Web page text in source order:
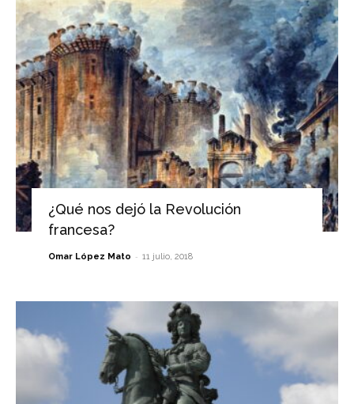
¿Qué nos dejó la Revolución
francesa?
Omar López Mato - 11 julio, 2018